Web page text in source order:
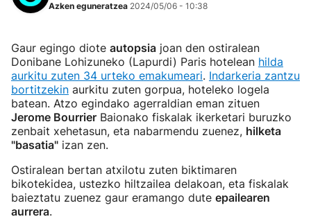
Azken eguneratzea 2024/05/06 - 10:38
Gaur egingo diote autopsia joan den ostiralean
Donibane Lohizuneko (Lapurdi) Paris hotelean hilda
aurkitu zuten 34 urteko emakumeari. Indarkeria zantzu
bortitzekin aurkitu zuten gorpua, hoteleko logela
batean. Atzo egindako agerraldian eman zituen
Jerome Bourrier Baionako fiskalak ikerketari buruzko
zenbait xehetasun, eta nabarmendu zuenez, hilketa
"basatia" izan zen.
Ostiralean bertan atxilotu zuten biktimaren
bikotekidea, ustezko hiltzailea delakoan, eta fiskalak
baieztatu zuenez gaur eramango dute epailearen
aurrera.